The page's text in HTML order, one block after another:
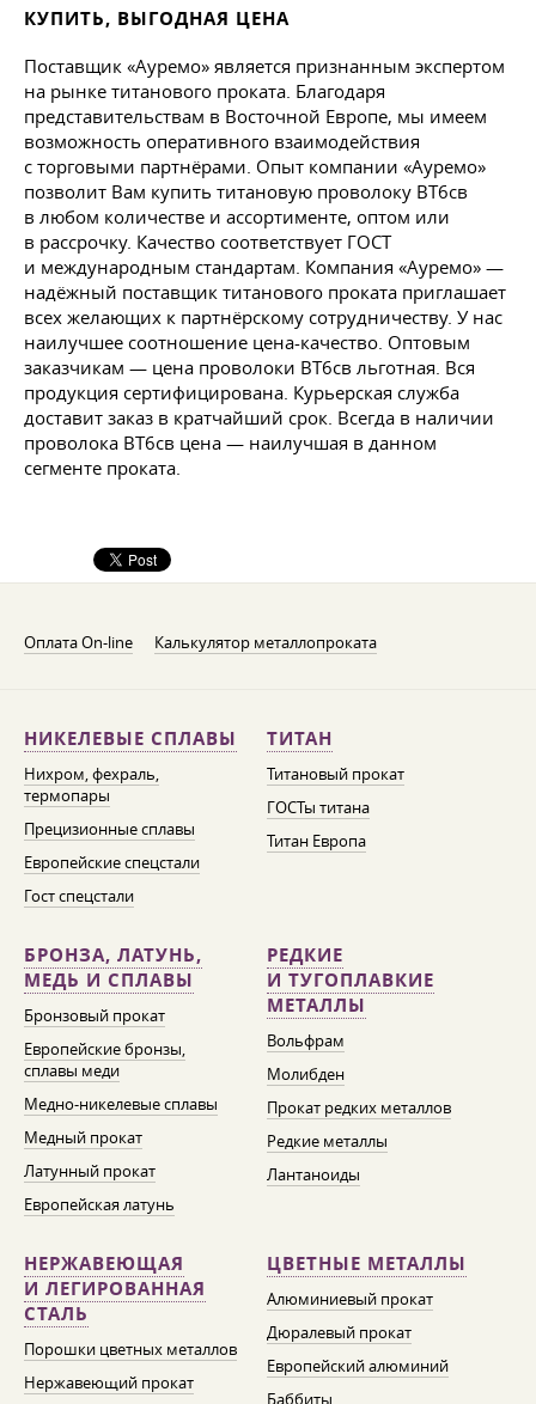
КУПИТЬ, ВЫГОДНАЯ ЦЕНА
Поставщик «Ауремо» является признанным экспертом
на рынке титанового проката. Благодаря
представительствам в Восточной Европе, мы имеем
возможность оперативного взаимодействия
с торговыми партнёрами. Опыт компании «Ауремо»
позволит Вам купить титановую проволоку ВТ6св
в любом количестве и ассортименте, оптом или
в рассрочку. Качество соответствует ГОСТ
и международным стандартам. Компания «Ауремо» —
надёжный поставщик титанового проката приглашает
всех желающих к партнёрскому сотрудничеству. У нас
наилучшее соотношение цена-качество. Оптовым
заказчикам — цена проволоки ВТ6св льготная. Вся
продукция сертифицирована. Курьерская служба
доставит заказ в кратчайший срок. Всегда в наличии
проволока ВТ6св цена — наилучшая в данном
сегменте проката.
Оплата On-line Калькулятор металлопроката
НИКЕЛЕВЫЕ СПЛАВЫ
Нихром, фехраль,
термопары
Прецизионные сплавы
Европейские спецстали
Гост спецстали
ТИТАН
Титановый прокат
ГОСТы титана
Титан Европа
БРОНЗА, ЛАТУНЬ,
МЕДЬ И СПЛАВЫ
Бронзовый прокат
Европейские бронзы,
сплавы меди
Медно-никелевые сплавы
Медный прокат
Латунный прокат
Европейская латунь
РЕДКИЕ
И ТУГОПЛАВКИЕ
МЕТАЛЛЫ
Вольфрам
Молибден
Прокат редких металлов
Редкие металлы
Лантаноиды
НЕРЖАВЕЮЩАЯ
И ЛЕГИРОВАННАЯ
СТАЛЬ
Порошки цветных металлов
Нержавеющий прокат
ЦВЕТНЫЕ МЕТАЛЛЫ
Алюминиевый прокат
Дюралевый прокат
Европейский алюминий
Баббиты